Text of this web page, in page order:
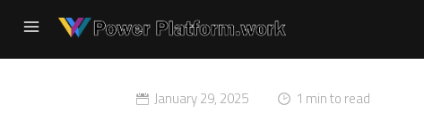
January 29, 2025 1 min to read